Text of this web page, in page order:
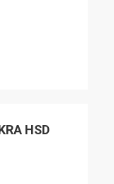
HSD